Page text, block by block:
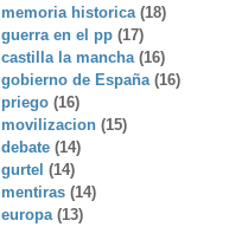
memoria historica (18)
guerra en el pp (17)
castilla la mancha (16)
gobierno de España (16)
priego (16)
movilizacion (15)
debate (14)
gurtel (14)
mentiras (14)
europa (13)